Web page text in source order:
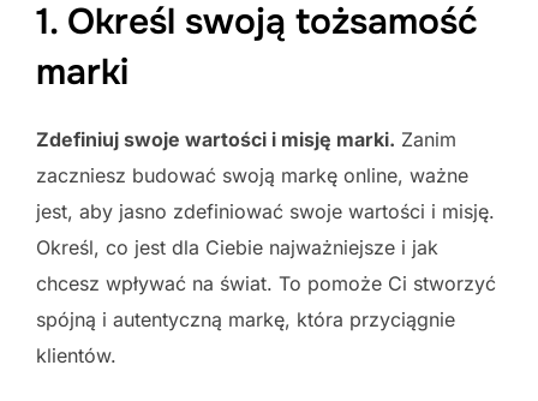
1. Określ swoją tożsamość
marki
Zdefiniuj swoje wartości i misję marki. Zanim
zaczniesz budować swoją markę online, ważne
jest, aby jasno zdefiniować swoje wartości i misję.
Określ, co jest dla Ciebie najważniejsze i jak
chcesz wpływać na świat. To pomoże Ci stworzyć
spójną i autentyczną markę, która przyciągnie
klientów.